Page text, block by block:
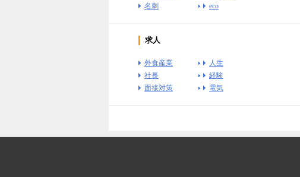
eco
名刺
求人
人生
外食産業
経験
社長
電気
面接対策